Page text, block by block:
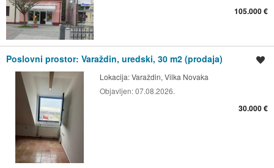
105.000 €
Poslovni prostor: Varaždin, uredski, 30 m2 (prodaja)
Lokacija:Varaždin, Vilka Novaka
Objavljen:07.08.2026.
30.000 €